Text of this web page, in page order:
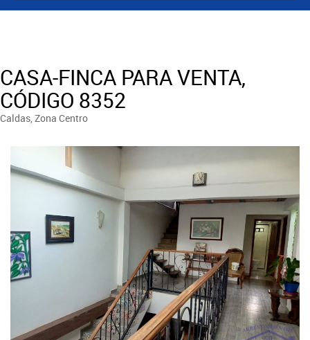
CASA-FINCA PARA VENTA,
CÓDIGO 8352
Caldas, Zona Centro